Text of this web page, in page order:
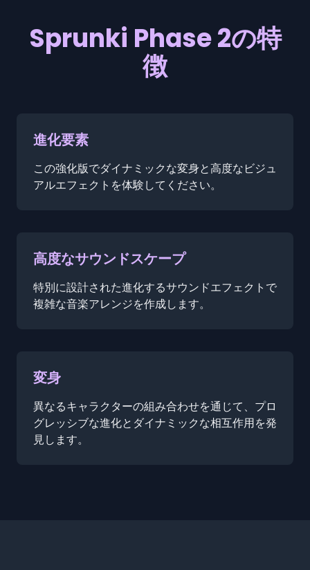
Sprunki Phase 2の特
徴
進化要素
この強化版でダイナミックな変身と高度なビジュ
アルエフェクトを体験してください。
高度なサウンドスケープ
特別に設計された進化するサウンドエフェクトで
複雑な音楽アレンジを作成します。
変身
異なるキャラクターの組み合わせを通じて、プロ
グレッシブな進化とダイナミックな相互作用を発
見します。